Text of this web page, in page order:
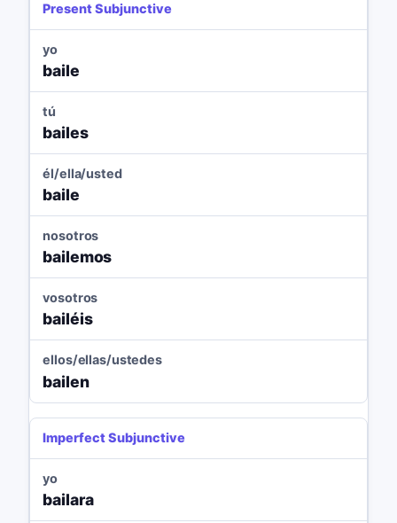
Present Subjunctive
yo
baile
tú
bailes
él/ella/usted
baile
nosotros
bailemos
vosotros
bailéis
ellos/ellas/ustedes
bailen
Imperfect Subjunctive
yo
bailara